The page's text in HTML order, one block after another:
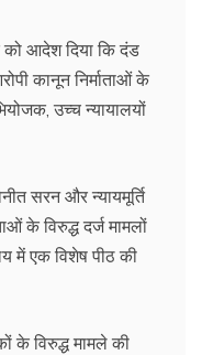
को आदेश दिया कि दंड
कानून निर्माताओं के
उच्च न्यायालयों
सरन और न्यायमूर्ति
के विरुद्ध दर्ज मामलों
में एक विशेष पीठ की
के विरुद्ध मामले की